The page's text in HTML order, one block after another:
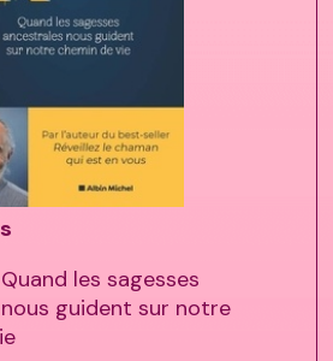
les sagesses
guident sur notre